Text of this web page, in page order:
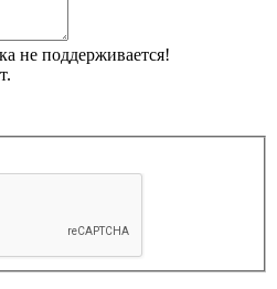
не поддерживается!